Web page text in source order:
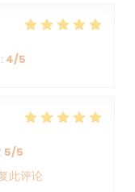
: 4/5
: 5/5
此评论